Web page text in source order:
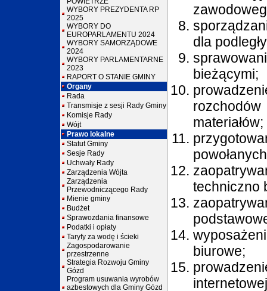
WYBORY PREZYDENTA RP
2025
WYBORY DO
EUROPARLAMENTU 2024
WYBORY SAMORZĄDOWE
2024
WYBORY PARLAMENTARNE
2023
RAPORT O STANIE GMINY
Organy
Rada
Transmisje z sesji Rady Gminy
Komisje Rady
Wójt
Prawo lokalne
Statut Gminy
Sesje Rady
Uchwały Rady
Zarządzenia Wójta
Zarządzenia
Przewodniczącego Rady
Mienie gminy
Budżet
Sprawozdania finansowe
Podatki i opłaty
Taryfy za wodę i ścieki
Zagospodarowanie
przestrzenne
Strategia Rozwoju Gminy
Gózd
Program usuwania wyrobów
azbestowych dla Gminy Gózd
dla
bieżącymi;
materiałów;
techniczno
biurowe;